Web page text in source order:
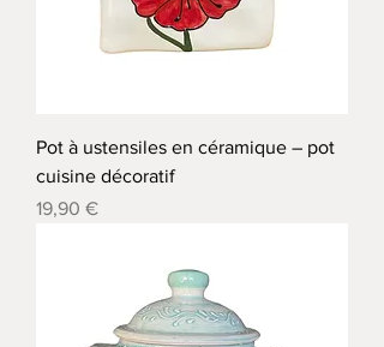
Pot à ustensiles en céramique – pot
cuisine décoratif
Precio
19,90 €